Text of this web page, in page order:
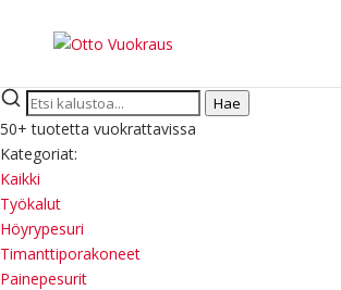
Hae
50+ tuotetta vuokrattavissa
Kategoriat:
Kaikki
Työkalut
Höyrypesuri
Timanttiporakoneet
Painepesurit